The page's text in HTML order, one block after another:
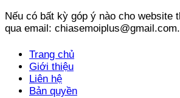
Nếu có bất kỳ góp ý nào cho website
qua email: chiasemoiplus@gmail.com.
Trang chủ
Giới thiệu
Liên hệ
Bản quyền